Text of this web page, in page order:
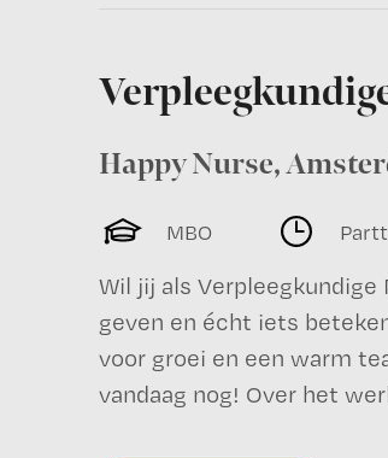
Happy Nurse,
MBO
Wil jij als
geven en écht iets
voor groei en een warm
vandaag nog! Over het